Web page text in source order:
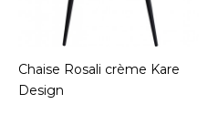
Chaise Rosali crème Kare
Design